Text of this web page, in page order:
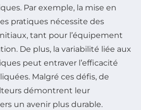
Par exemple, la mise en
pratiques nécessite des
tant pour l’équipement
De plus, la variabilité liée aux
peut entraver l’efficacité
Malgré ces défis, de
démontrent leur
un avenir plus durable.